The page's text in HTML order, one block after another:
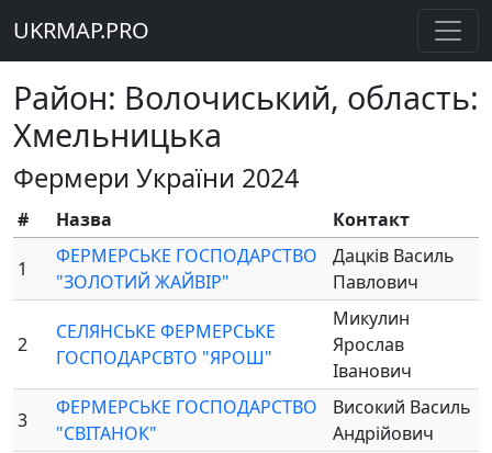
UKRMAP.PRO
Район: Волочиський, область:
Хмельницька
Фермери України 2024
# Назва Контакт
1
ФЕРМЕРСЬКЕ ГОСПОДАРСТВО
"ЗОЛОТИЙ ЖАЙВІР"
Дацків Василь
Павлович
2
СЕЛЯНСЬКЕ ФЕРМЕРСЬКЕ
ГОСПОДАРСВТО "ЯРОШ"
Микулин
Ярослав
Іванович
3
ФЕРМЕРСЬКЕ ГОСПОДАРСТВО
"СВІТАНОК"
Високий Василь
Андрійович